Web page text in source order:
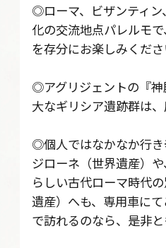
◎ローマ、ビザンティ
化の交流地点パレルモ
を存分にお楽しみくだ
◎アグリジェントの『
大なギリシア遺跡群は、
◎個人ではなかなか行
ジローネ（世界遺産）
らしい古代ローマ時代
遺産）へも、専用車に
で訪れるのなら、是非